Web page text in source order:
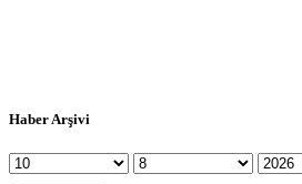
Haber Arşivi